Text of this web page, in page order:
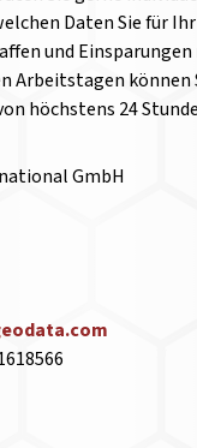
Daten Sie für
und
Arbeitstagen können
höchstens 24
GmbH